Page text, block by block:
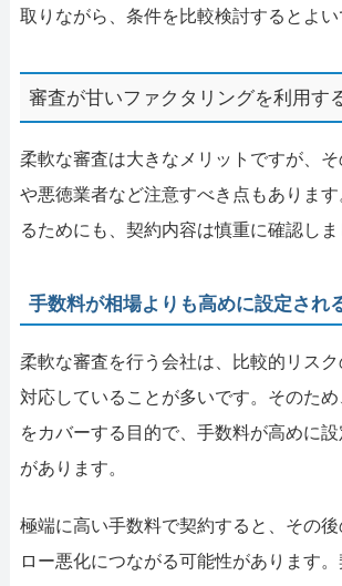
取りながら、条件を比較検討するとよい
審査が甘いファクタリングを利用す
柔軟な審査は大きなメリットですが、
や悪徳業者など注意すべき点もありま
るためにも、契約内容は慎重に確認しま
手数料が相場よりも高めに設定され
柔軟な審査を行う会社は、比較的リス
対応していることが多いです。そのた
をカバーする目的で、手数料が高めに
があります。
極端に高い手数料で契約すると、その
ロー悪化につながる可能性があります